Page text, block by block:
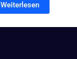
Weiterlesen